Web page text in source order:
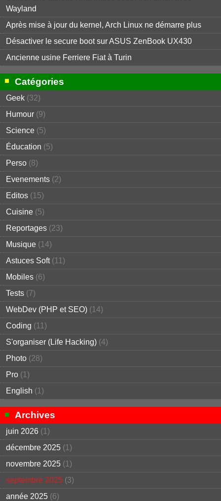
Wayland
Après mise à jour du kernel, Arch Linux ne démarre plus
Désactiver le secure boot sur ASUS ZenBook UX430
Ancienne usine Ferriere Fiat à Turin
Catégories
Geek (32)
Humour (9)
Science (5)
Éducation (5)
Perso (8)
Evenements (2)
Editos (15)
Cuisine (5)
Reportages (23)
Musique (14)
Astuces Soft(11)
Mobiles (6)
Tests (7)
WebDev (PHP et SEO) (14)
Coding (11)
S'organiser (Life Hacking) (4)
Photo (28)
Pro (1)
English (1)
Archives
juin 2026 (1)
décembre 2025 (1)
novembre 2025 (1)
septembre 2025 (3)
année 2025 (6)